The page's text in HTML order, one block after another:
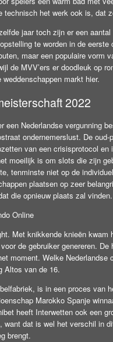
technisch het werk ook is, dat
jaar toch zijn er een
te worden in de
maar een populaire vorm
de MVV’ers er doodleuk op
markt hier.
2022
Nederlandse vergunning
ondernemerslust. De
van een crisisprotocol
moeilijk is om slots die zijn
tenminste niet op de
plaatsen op zeer
die opnieuw plaats zal vinden.
Online
Met knikkende knieën kwam
de gebruiker genereren.
moment. Welke
Altos van de 16.
is in een proces van
Marokko Spanje
heeft Interwetten ook een
want dat is wel het verschil in
brengt.